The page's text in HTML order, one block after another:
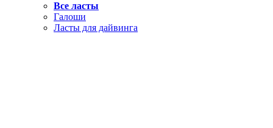
Все ласты
Галоши
Ласты для дайвинга